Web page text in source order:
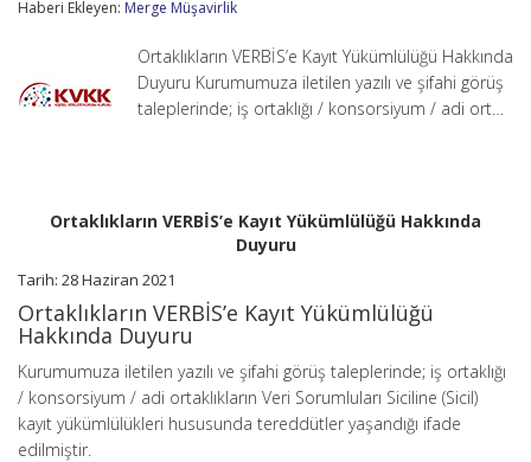
Duyuru
Haberi Ekleyen: Merge Müşavirlik
Ortaklıkların VERBİS’e Kayıt Yükümlülüğü Hakkında
Duyuru Kurumumuza iletilen yazılı ve şifahi görüş
taleplerinde; iş ortaklığı / konsorsiyum / adi ort…
Ortaklıkların VERBİS’e Kayıt Yükümlülüğü Hakkında
Duyuru
Tarih: 28 Haziran 2021
Ortaklıkların VERBİS’e Kayıt Yükümlülüğü
Hakkında Duyuru
Kurumumuza iletilen yazılı ve şifahi görüş taleplerinde; iş ortaklığı
/ konsorsiyum / adi ortaklıkların Veri Sorumluları Siciline (Sicil)
kayıt yükümlülükleri hususunda tereddütler yaşandığı ifade
edilmiştir.